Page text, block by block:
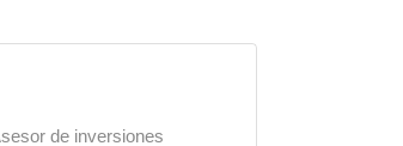
de inversiones